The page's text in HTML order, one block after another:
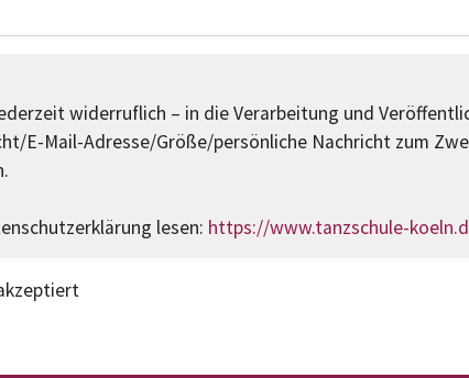
widerruflich – in die Verarbeitung und
E-Mail-Adresse/Größe/persönliche Nachricht zum
lesen: https://www.tanzschule-